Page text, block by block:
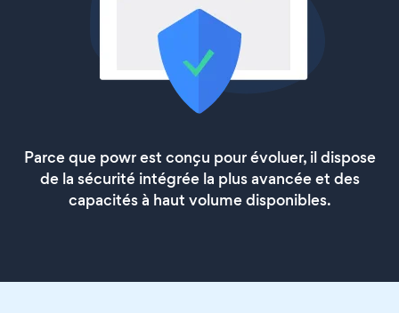
Parce que powr est conçu pour évoluer, il dispose
de la sécurité intégrée la plus avancée et des
capacités à haut volume disponibles.